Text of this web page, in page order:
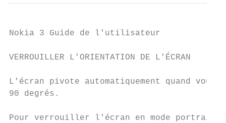
Nokia 3 Guide de l'utilisateur
VERROUILLER L'ORIENTATION DE L'ÉCRAN
L'écran pivote automatiquement quand
90 degrés.
Pour verrouiller l'écran en mode